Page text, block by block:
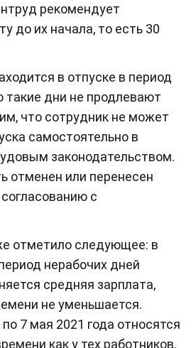
рекомендует
до их начала, то есть 30
в отпуске в период
такие дни не продлевают
что сотрудник не может
самостоятельно в
законодательством.
отменен или перенесен
с
отметило следующее: в
нерабочих дней
средняя зарплата,
не уменьшается.
7 мая 2021 года относятся
как у тех работников,